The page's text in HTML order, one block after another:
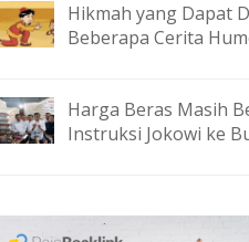
Hikmah yang Dapat
Beberapa Cerita
Harga Beras Masih
Instruksi Jokowi ke